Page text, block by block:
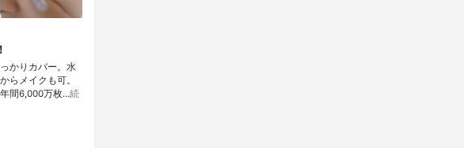
かりカバー。水
らメイクも可。
間6,000万枚…続